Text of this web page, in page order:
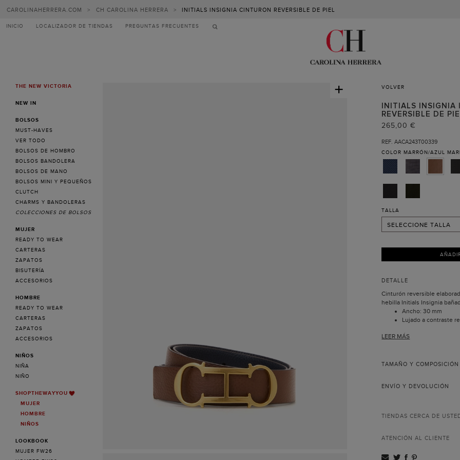
CAROLINAHERRERA.COM > CH CAROLINA HERRERA > INITIALS INSIGNIA CINTURON REVERSIBLE DE PIEL
INICIO LOCALIZADOR DE TIENDAS PREGUNTAS FRECUENTES
MENUTHE NEW VICTORIA
NEW IN
BOLSOS
MUST-HAVES
VER TODO
BOLSOS DE HOMBRO
BOLSOS BANDOLERA
BOLSOS DE MANO
BOLSOS MINI Y PEQUEÑOS
CLUTCH
CHARMS Y BANDOLERAS
COLECCIONES DE BOLSOS
MUJER
READY TO WEAR
CARTERAS
ZAPATOS
BISUTERÍA
ACCESORIOS
HOMBRE
READY TO WEAR
CARTERAS
ZAPATOS
ACCESORIOS
NIÑOS
NIÑA
NIÑO
SHOPTHEWAYYOU
MUJER
HOMBRE
NIÑOS
LOOKBOOK
MUJER FW26
+ VOLVER
INITIALS INSIGNIA
REVERSIBLE DE
265,00 €
REF. AACA243T00339
COLOR MARRÓN/AZUL
TALLA
SELECCIONE TALLA
100 (RECIBIR AVISO )
DETALLE
Cinturón reversible
hebilla Initials Insignia
Ancho: 30 mm
Lujado a contraste
La colección Insignia nace
hebilla que adorna este
LEER MÁS
TAMAÑO Y COMPOSICIÓN
ENVÍO Y DEVOLUCIÓN
TIENDAS CERCA DE
ATENCIÓN AL CLIENTE